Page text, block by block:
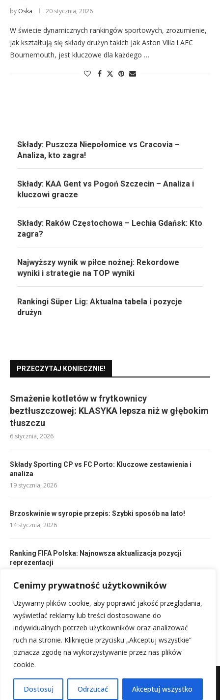
Cenimy prywatność użytkowników
Używamy plików cookie, aby poprawić jakość przeglądania,
wyświetlać reklamy lub treści dostosowane do
indywidualnych potrzeb użytkowników oraz analizować
ruch na stronie. Kliknięcie przycisku „Akceptuj wszystkie”
oznacza zgodę na wykorzystywanie przez nas plików
cookie.
Dostosuj Odrzucać Akceptuj wszystko
by Oska 20 stycznia, 2026
W świecie dynamicznych rankingów sportowych, zrozumienie,
jak kształtują się składy drużyn takich jak Aston Villa i AFC
Bournemouth, jest kluczowe dla każdego …
Składy: Puszcza Niepołomice vs Cracovia –
Analiza, kto zagra!
Składy: KAA Gent vs Pogoń Szczecin – Analiza i
kluczowi gracze
Składy: Raków Częstochowa – Lechia Gdańsk: Kto
zagra?
Najwyższy wynik w piłce nożnej: Rekordowe
wyniki i strategie na TOP wyniki
Rankingi Süper Lig: Aktualna tabela i pozycje
drużyn
PRZECZYTAJ KONIECZNIE!
Smażenie kotletów w frytkownicy
beztłuszczowej: KLASYKA lepsza niż w głębokim
tłuszczu
6 stycznia, 2026
Składy Sporting CP vs FC Porto: Kluczowe zestawienia i
analiza
19 stycznia, 2026
Brzoskwinie w syropie przepis: Szybki sposób na lato!
14 stycznia, 2026
Ranking FIFA Polska: Najnowsza aktualizacja pozycji
reprezentacji
Co to jest pressing w piłce nożnej? Definicja, taktyka i
znaczenie
19 stycznia, 2026
Mapa witryny Kontakt z nami